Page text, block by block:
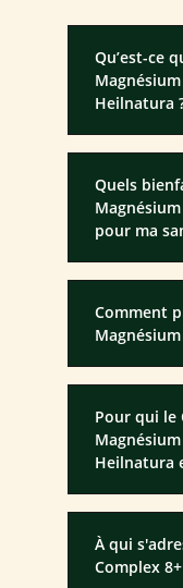
Qu’est-ce
Magnésium
Heilnatura
Quels
pour ma
Comment
Magnésium
Pour qui le
Magnésium
Heilnatura
À qui
Complex